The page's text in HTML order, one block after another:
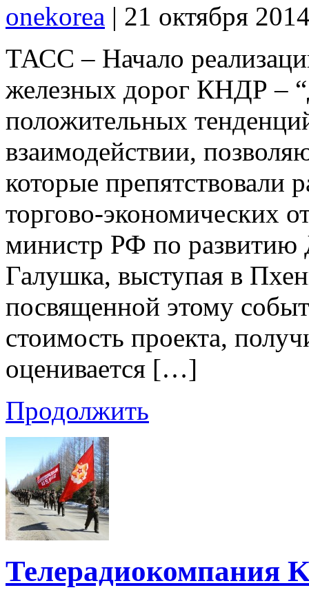
onekorea | 21 октября
ТАСС – Начало
железных дорог КНДР –
положительных
взаимодействии,
которые препятствовали
торгово-экономических
министр РФ по развитию
Галушка, выступая в
посвященной этому
стоимость проекта,
оценивается […]
Продолжить
Телерадиокомпания